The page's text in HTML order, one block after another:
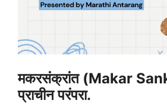
मकरसंक्रांत (Makar
प्राचीन परंपरा.